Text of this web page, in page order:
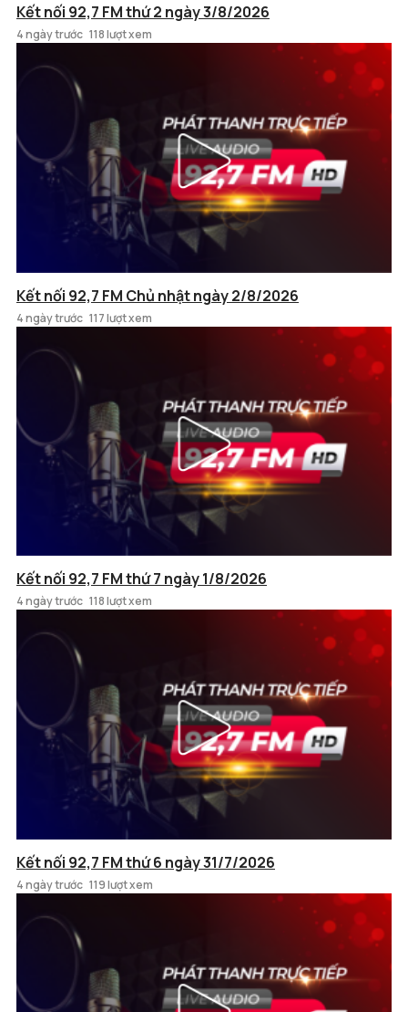
Kết nối 92,7 FM thứ 2 ngày 3/8/2026
4 ngày trước 118 lượt xem
Kết nối 92,7 FM Chủ nhật ngày 2/8/2026
4 ngày trước 117 lượt xem
Kết nối 92,7 FM thứ 7 ngày 1/8/2026
4 ngày trước 118 lượt xem
Kết nối 92,7 FM thứ 6 ngày 31/7/2026
4 ngày trước 119 lượt xem